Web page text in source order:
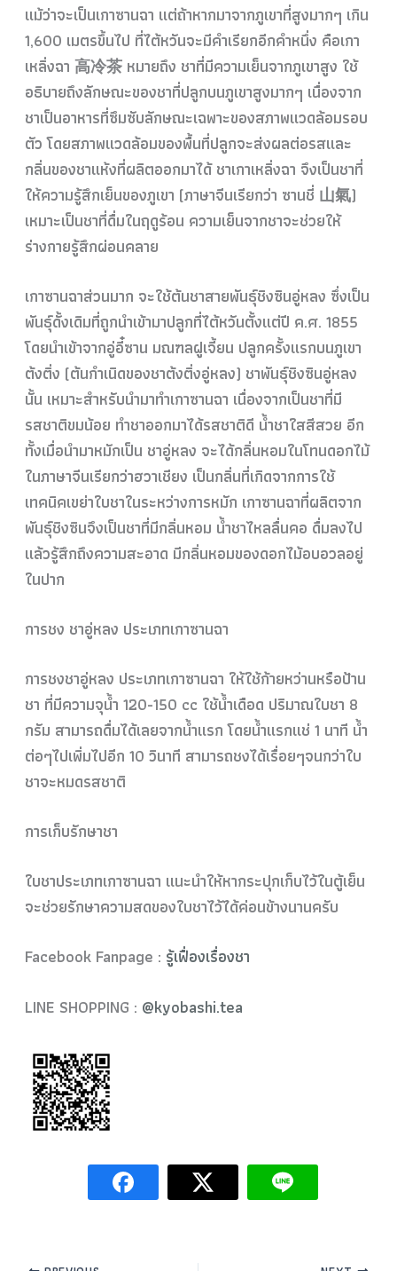
แม้ว่าจะเป็นเกาซานฉา แต่ถ้าหากมาจากภูเขาที่สูงมากๆ เกิน
1,600 เมตรขึ้นไป ที่ไต้หวันจะมีคำเรียกอีกคำหนึ่ง คือเกา
เหลิ่งฉา 高冷茶 หมายถึง ชาที่มีความเย็นจากภูเขาสูง ใช้
อธิบายถึงลักษณะของชาที่ปลูกบนภูเขาสูงมากๆ เนื่องจาก
ชาเป็นอาหารที่ซึมซับลักษณะเฉพาะของสภาพแวดล้อมรอบ
ตัว โดยสภาพแวดล้อมของพื้นที่ปลูกจะส่งผลต่อรสและ
กลิ่นของชาแห้งที่ผลิตออกมาได้ ชาเกาเหลิ่งฉา จึงเป็นชาที่
ให้ความรู้สึกเย็นของภูเขา (ภาษาจีนเรียกว่า ซานชี่ 山氣)
เหมาะเป็นชาที่ดื่มในฤดูร้อน ความเย็นจากชาจะช่วยให้
ร่างกายรู้สึกผ่อนคลาย
เกาซานฉาส่วนมาก จะใช้ต้นชาสายพันธุ์ชิงซินอู่หลง ซึ่งเป็น
พันธุ์ดั้งเดิมที่ถูกนำเข้ามาปลูกที่ไต้หวันตั้งแต่ปี ค.ศ. 1855
โดยนำเข้าจากอู่อี๋ซาน มณฑลฝูเจี้ยน ปลูกครั้งแรกบนภูเขา
ต้งติ่ง (ต้นกำเนิดของชาต้งติ่งอู่หลง) ชาพันธุ์ชิงซินอู่หลง
นั้น เหมาะสำหรับนำมาทำเกาซานฉา เนื่องจากเป็นชาที่มี
รสชาติขมน้อย ทำชาออกมาได้รสชาติดี น้ำชาใสสีสวย อีก
ทั้งเมื่อนำมาหมักเป็น ชาอู่หลง จะได้กลิ่นหอมในโทนดอกไม้
ในภาษาจีนเรียกว่าฮวาเชียง เป็นกลิ่นที่เกิดจากการใช้
เทคนิคเขย่าใบชาในระหว่างการหมัก เกาซานฉาที่ผลิตจาก
พันธุ์ชิงซินจึงเป็นชาที่มีกลิ่นหอม น้ำชาไหลลื่นคอ ดื่มลงไป
แล้วรู้สึกถึงความสะอาด มีกลิ่นหอมของดอกไม้อบอวลอยู่
ในปาก
การชง ชาอู่หลง ประเภทเกาซานฉา
การชงชาอู่หลง ประเภทเกาซานฉา ให้ใช้ก้ายหว่านหรือป้าน
ชา ที่มีความจุน้ำ 120-150 cc ใช้น้ำเดือด ปริมาณใบชา 8
กรัม สามารถดื่มได้เลยจากน้ำแรก โดยน้ำแรกแช่ 1 นาที น้ำ
ต่อๆไปเพิ่มไปอีก 10 วินาที สามารถชงได้เรื่อยๆจนกว่าใบ
ชาจะหมดรสชาติ
การเก็บรักษาชา
ใบชาประเภทเกาซานฉา แนะนำให้หากระปุกเก็บไว้ในตู้เย็น
จะช่วยรักษาความสดของใบชาไว้ได้ค่อนข้างนานครับ
Facebook Fanpage : รู้เฟื่องเรื่องชา
LINE SHOPPING : @kyobashi.tea